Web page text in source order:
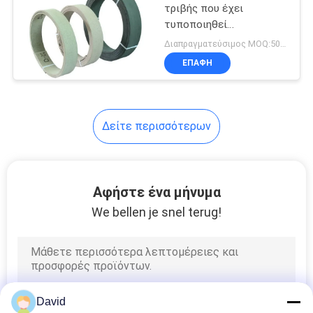
Στόλισμα
σφραγιδόλιθο
10
Ελεύθερη
επένδυση φρένων
αμιάντων
τριβής που έχει
τυποποιηθεί
Προσαρμόσιμο πάχος
Τυποποιημένη επένδυση
φρένων
ΕΠΑΦΉ
Δείτε περισσότερων
Αφήστε ένα μήνυμα
We bellen je snel terug!
David